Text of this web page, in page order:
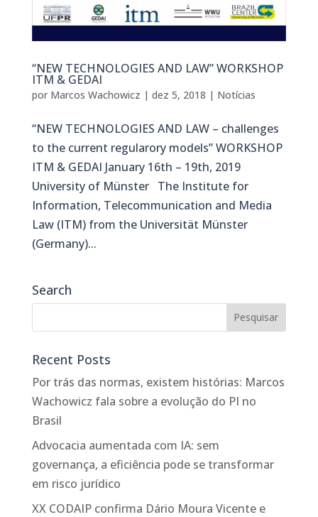
“NEW TECHNOLOGIES AND LAW” WORKSHOP
ITM & GEDAI
por Marcos Wachowicz | dez 5, 2018 | Notícias
“NEW TECHNOLOGIES AND LAW – challenges
to the current regularory models” WORKSHOP
ITM & GEDAI January 16th – 19th, 2019
University of Münster The Institute for
Information, Telecommunication and Media
Law (ITM) from the Universität Münster
(Germany)...
Search
Recent Posts
Por trás das normas, existem histórias: Marcos
Wachowicz fala sobre a evolução do PI no
Brasil
Advocacia aumentada com IA: sem
governança, a eficiência pode se transformar
em risco jurídico
XX CODAIP confirma Dário Moura Vicente e